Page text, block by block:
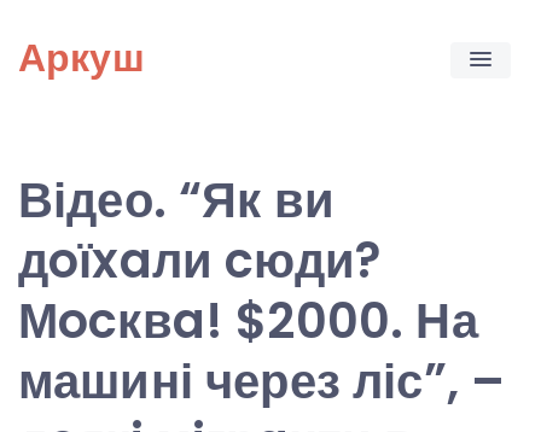
content
Аркуш
Відео. “Як ви
дoїxaли cюди?
Мocквa! $2000. На
машині через ліс”, –